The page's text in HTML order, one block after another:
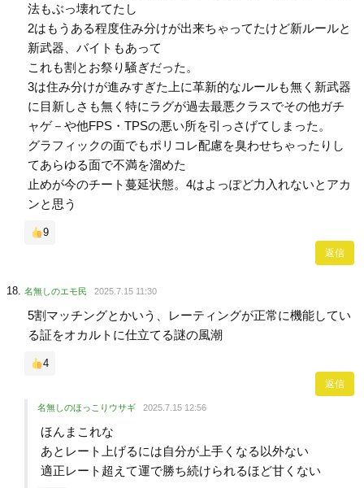
法もぶっ壊れてたし
2はもうある程度住み分けが出来ちゃってたけど新ルールと
新武器、バイトもあって
これも割とお祭り騒ぎだった。
3は住み分けが進みすぎた上に革新的なルールも無く新武器
に目新しさも無く特にラグが過去最悪クラスでその他ガチ
ャゲ－や他FPS・TPSの悪い所を引っさげてしまった。
グラフィックの面でもポリコレ配慮を臭わせちゃったりし
てあらゆる面で不満を溜めた
止めが今のチート蔓延状態。4はよっぽど力入れないとアカ
ンと思う
9
返信
名無しのエモ民 2025.7.15 11:30
5割マッチングとかいう、レーティングが正常に機能してい
る証をオカルトに仕立てる謎の風潮
4
返信
名無しのほっこりウサギ 2025.7.15 12:56
ほんまこれな
あとレート上げるには自分が上手くなる以外ない
適正レート超えて運で勝ち続けられるほど甘くない